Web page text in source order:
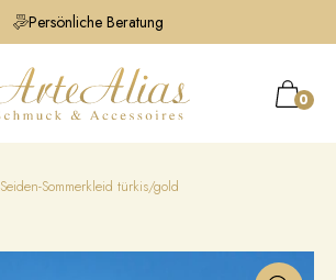
Persönliche Beratung
0
Seiden-Sommerkleid türkis/gold